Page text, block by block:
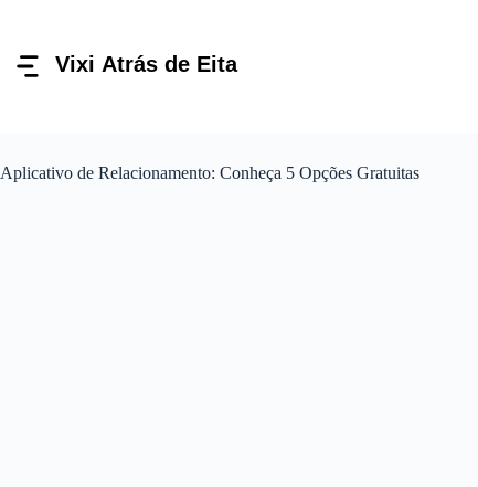
conteúdo
Aplicativo de Relacionamento: Conheça 5 Opções Gratuitas